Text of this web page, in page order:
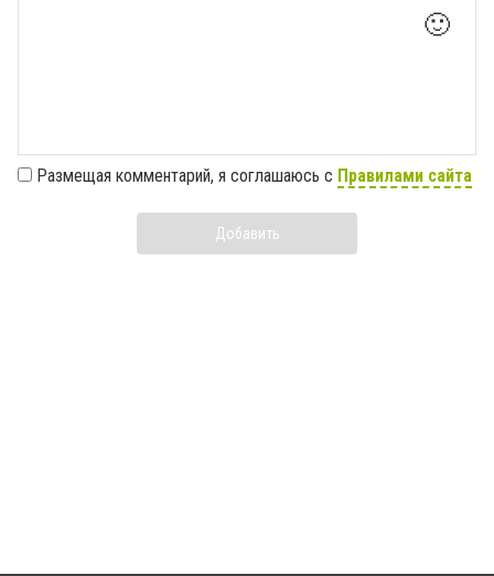
🙂
Размещая комментарий, я соглашаюсь с Правилами сайта
Добавить